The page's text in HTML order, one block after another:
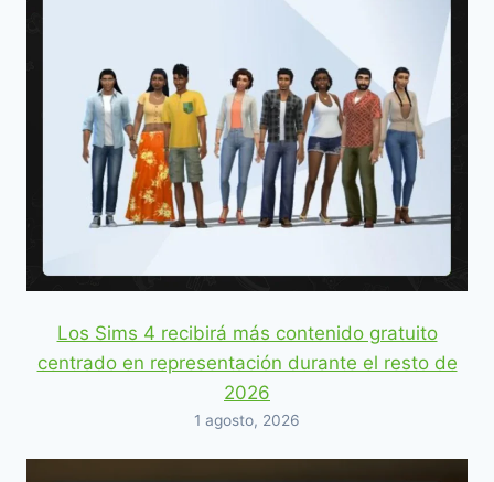
Los Sims 4 recibirá más contenido gratuito
centrado en representación durante el resto de
2026
1 agosto, 2026